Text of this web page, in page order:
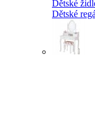
Dětské
Dětské